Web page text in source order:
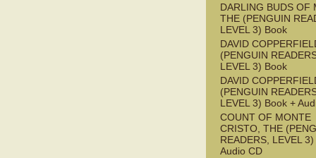
DARLING BUDS OF
THE (PENGUIN
LEVEL 3) Book
DAVID
(PENGUIN
LEVEL 3) Book
DAVID
(PENGUIN
LEVEL 3) Book +
COUNT OF MONTE
CRISTO, THE
READERS, LEVEL
Audio CD